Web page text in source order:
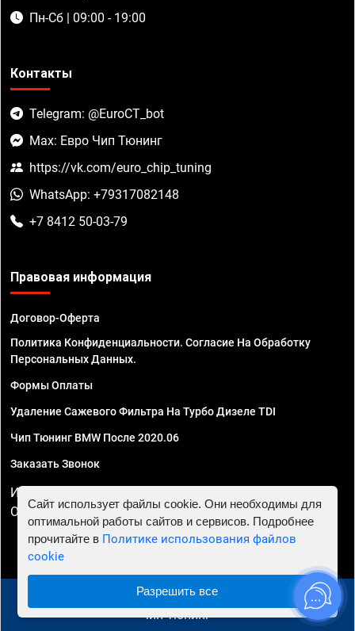
Пн-Сб | 09:00 - 19:00
Контакты
Telegram: @EuroCT_bot
Max: Евро Чип Тюнинг
https://vk.com/euro_chip_tuning
WhatsApp: +79317082148
+7 8412 50-03-79
Правовая информация
Договор-Оферта
Политика Конфиденциальности. Согласие На Обработку
Персональных Данных.
Формы Оплаты
Удаление Сажевого Фильтра На Турбо Дизеле TDI
Чип Тюнинг BMW После 2020.06
Заказать Звонок
ИП Смирнов Георгий Павлович. ИНН 781302555843,
ОГРНИП 324470400032610
© 2010 - 2026 Чип тюнинг в Пензе - Автосервис "Евро
Чип Тюнинг"
Сайт использует файлы cookie. Они необходимы для
оптимальной работы сайтов и сервисов. Подробнее
прочитайте в Политике использования файлов
cookie
Разрешить все